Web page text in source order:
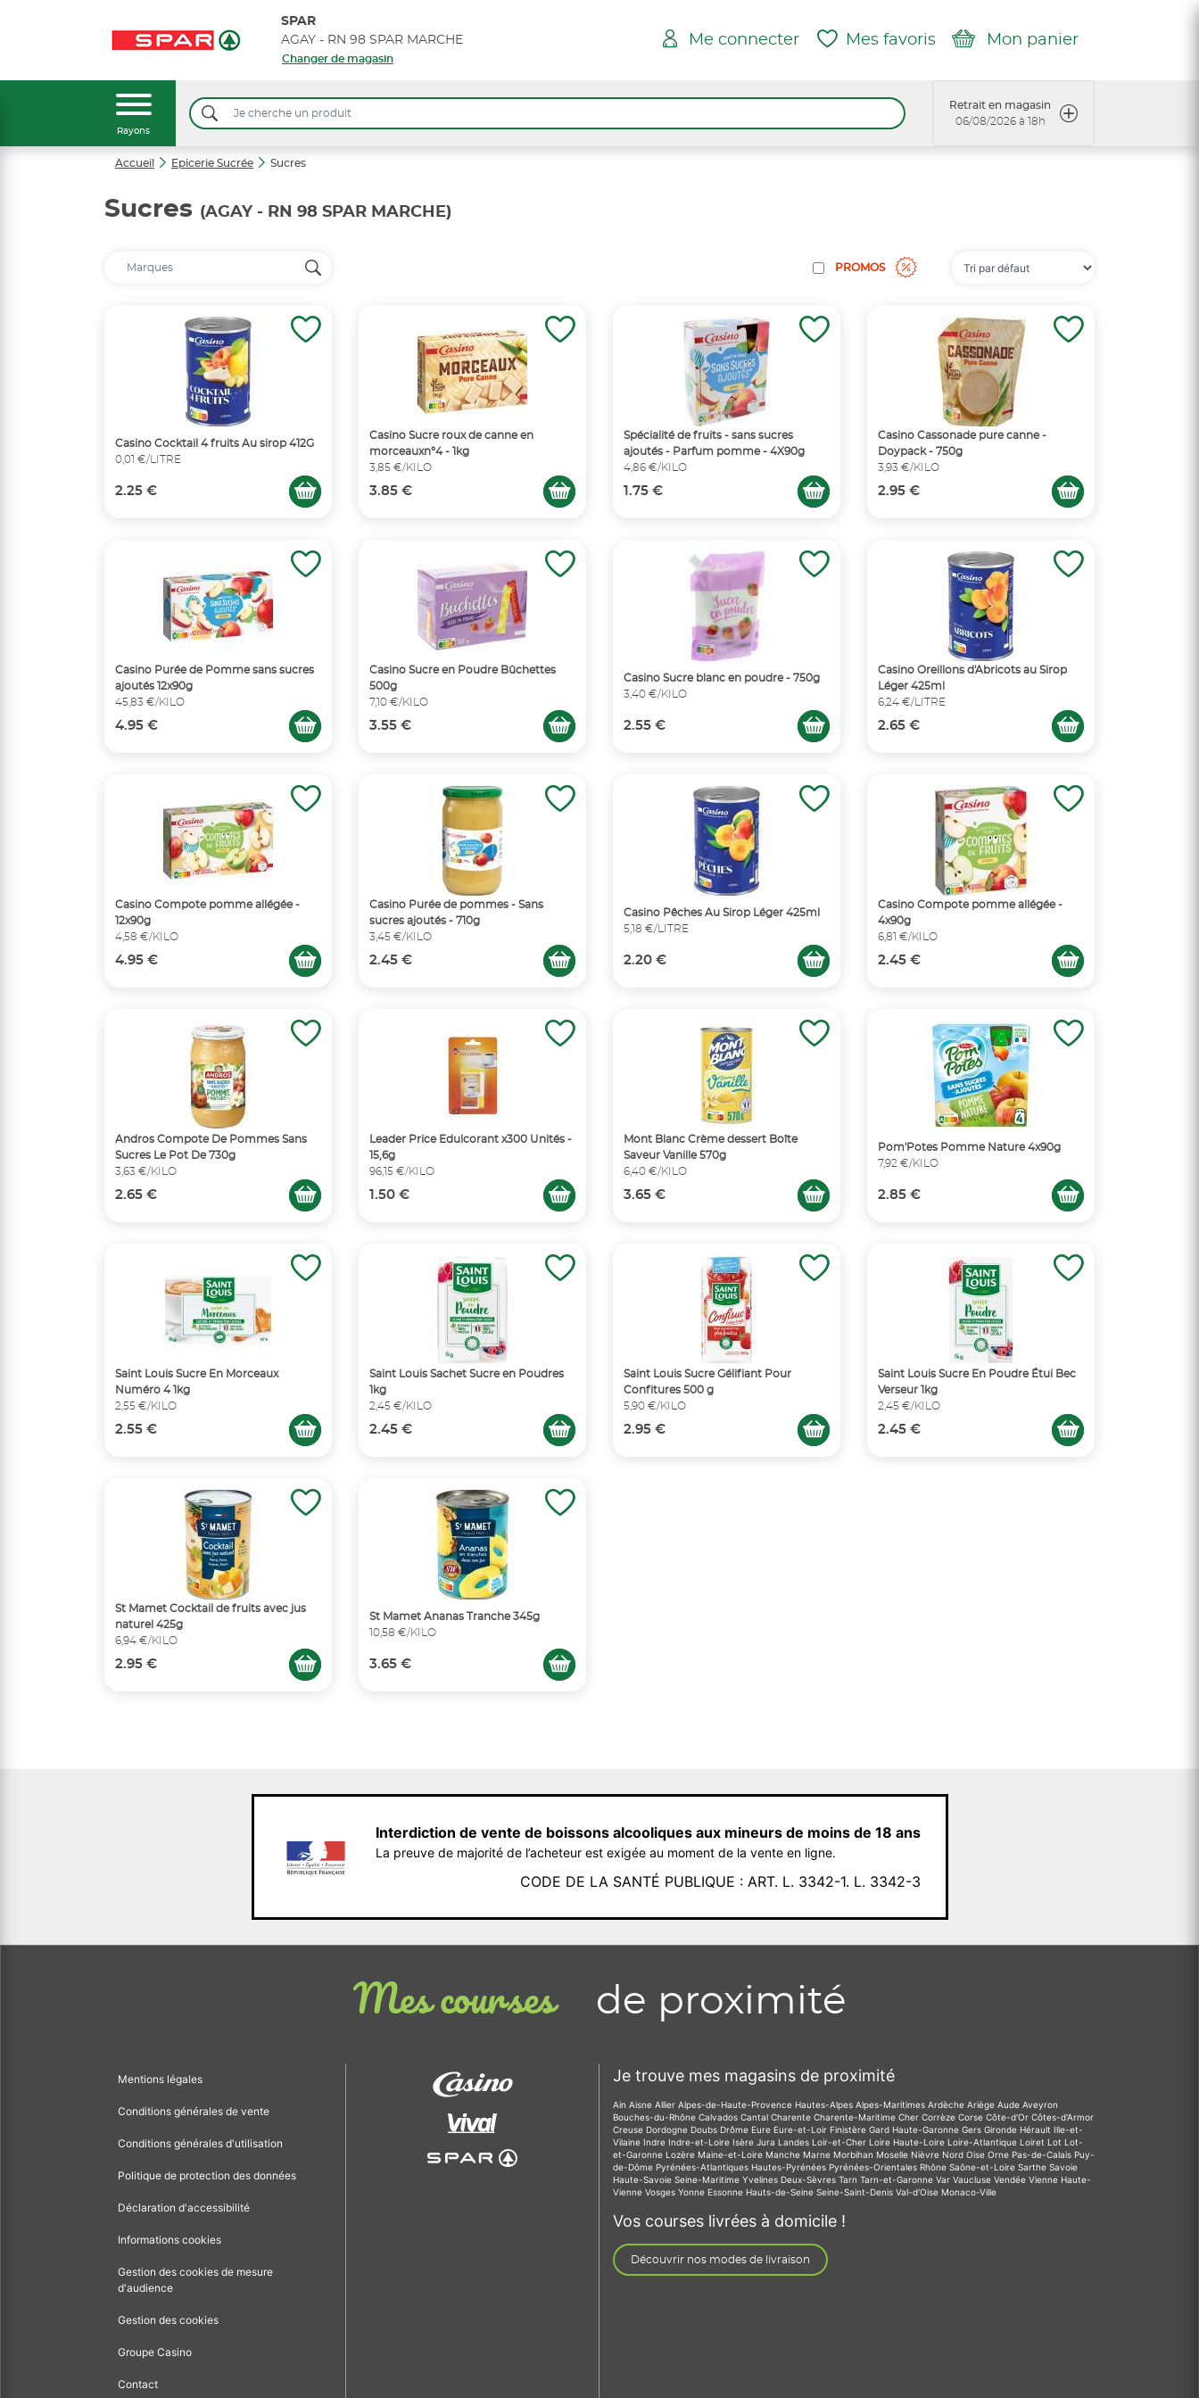
SPAR
AGAY - RN 98 SPAR MARCHE
Changer de magasin
Me connecter Mes favoris Mon panier
Rayons
Retrait en magasin
06/08/2026 à 18h
Accueil Epicerie Sucrée Sucres
Sucres (AGAY - RN 98 SPAR MARCHE)
PROMOS
Casino Cocktail 4 fruits Au sirop 412G
0,01 €/LITRE
2.25 €
Casino Sucre roux de canne en
morceauxn°4 - 1kg
3,85 €/KILO
3.85 €
Spécialité de fruits - sans sucres
ajoutés - Parfum pomme - 4X90g
4,86 €/KILO
1.75 €
Casino Cassonade pure canne -
Doypack - 750g
3,93 €/KILO
2.95 €
Casino Purée de Pomme sans sucres
ajoutés 12x90g
45,83 €/KILO
4.95 €
Casino Sucre en Poudre Bûchettes
500g
7,10 €/KILO
3.55 €
Casino Sucre blanc en poudre - 750g
3,40 €/KILO
2.55 €
Casino Oreillons d'Abricots au Sirop
Léger 425ml
6,24 €/LITRE
2.65 €
Casino Compote pomme allégée -
12x90g
4,58 €/KILO
4.95 €
Casino Purée de pommes - Sans
sucres ajoutés - 710g
3,45 €/KILO
2.45 €
Casino Pêches Au Sirop Léger 425ml
5,18 €/LITRE
2.20 €
Casino Compote pomme allégée -
4x90g
6,81 €/KILO
2.45 €
Andros Compote De Pommes Sans
Sucres Le Pot De 730g
3,63 €/KILO
2.65 €
Leader Price Edulcorant x300 Unités -
15,6g
96,15 €/KILO
1.50 €
Mont Blanc Crème dessert Boîte
Saveur Vanille 570g
6,40 €/KILO
3.65 €
Pom'Potes Pomme Nature 4x90g
7,92 €/KILO
2.85 €
Saint Louis Sucre En Morceaux
Numéro 4 1kg
2,55 €/KILO
2.55 €
Saint Louis Sachet Sucre en Poudres
1kg
2,45 €/KILO
2.45 €
Saint Louis Sucre Gélifiant Pour
Confitures 500 g
5,90 €/KILO
2.95 €
Saint Louis Sucre En Poudre Étui Bec
Verseur 1kg
2,45 €/KILO
2.45 €
St Mamet Cocktail de fruits avec jus
naturel 425g
6,94 €/KILO
2.95 €
St Mamet Ananas Tranche 345g
10,58 €/KILO
3.65 €
Interdiction de vente de boissons alcooliques aux mineurs de moins de 18 ans
La preuve de majorité de l’acheteur est exigée au moment de la vente en ligne.
CODE DE LA SANTÉ PUBLIQUE : ART. L. 3342-1. L. 3342-3
Mes courses de proximité
Mentions légales
Conditions générales de vente
Conditions générales d'utilisation
Politique de protection des données
Déclaration d'accessibilité
Informations cookies
Gestion des cookies de mesure
d'audience
Gestion des cookies
Groupe Casino
Contact
Je trouve mes magasins de proximité
Ain Aisne Allier Alpes-de-Haute-Provence Hautes-Alpes Alpes-Maritimes Ardèche Ariège Aude Aveyron
Bouches-du-Rhône Calvados Cantal Charente Charente-Maritime Cher Corrèze Corse Côte-d'Or Côtes-d'Armor
Creuse Dordogne Doubs Drôme Eure Eure-et-Loir Finistère Gard Haute-Garonne Gers Gironde Hérault Ille-et-
Vilaine Indre Indre-et-Loire Isère Jura Landes Loir-et-Cher Loire Haute-Loire Loire-Atlantique Loiret Lot Lot-
et-Garonne Lozère Maine-et-Loire Manche Marne Morbihan Moselle Nièvre Nord Oise Orne Pas-de-Calais Puy-
de-Dôme Pyrénées-Atlantiques Hautes-Pyrénées Pyrénées-Orientales Rhône Saône-et-Loire Sarthe Savoie
Haute-Savoie Seine-Maritime Yvelines Deux-Sèvres Tarn Tarn-et-Garonne Var Vaucluse Vendée Vienne Haute-
Vienne Vosges Yonne Essonne Hauts-de-Seine Seine-Saint-Denis Val-d'Oise Monaco-Ville
Vos courses livrées à domicile !
Découvrir nos modes de livraison